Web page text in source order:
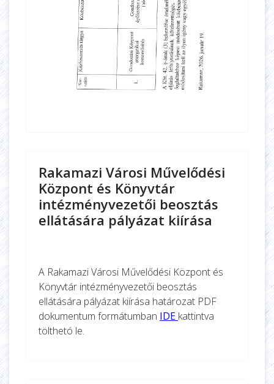
Rakamazi Városi Művelődési
Központ és Könyvtár
intézményvezetői beosztás
ellátására pályázat kiírása
A Rakamazi Városi Művelődési Központ és
Könyvtár intézményvezetői beosztás
ellátására pályázat kiírása határozat PDF
dokumentum formátumban IDE kattintva
tölthetó le.